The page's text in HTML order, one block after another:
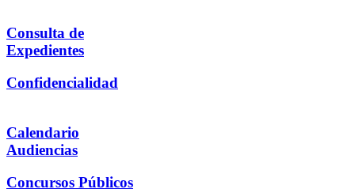
Consulta de
Expedientes
Confidencialidad
Calendario
Audiencias
Concursos Públicos